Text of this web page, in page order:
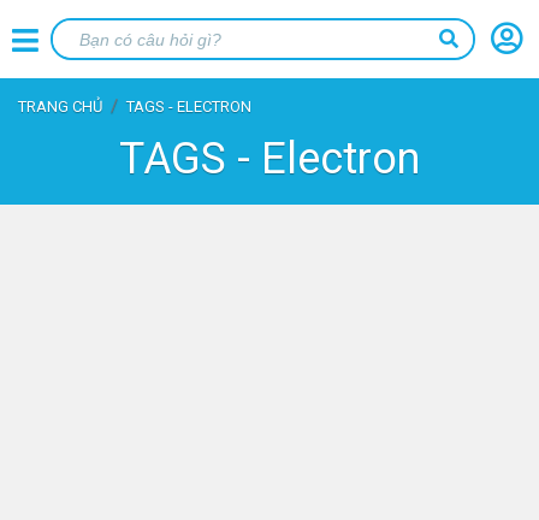
TRANG CHỦ TAGS - ELECTRON
TAGS - Electron